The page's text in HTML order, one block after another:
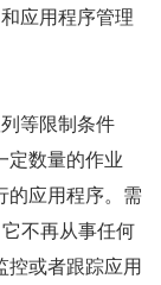
应用程序管理
等限制条件
定数量的作业
的应用程序。需
不再从事任何
控或者跟踪应用